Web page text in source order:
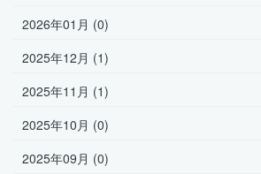
2026年01月 (0)
2025年12月 (1)
2025年11月 (1)
2025年10月 (0)
2025年09月 (0)